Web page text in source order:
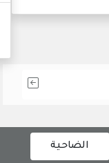
الضاحية